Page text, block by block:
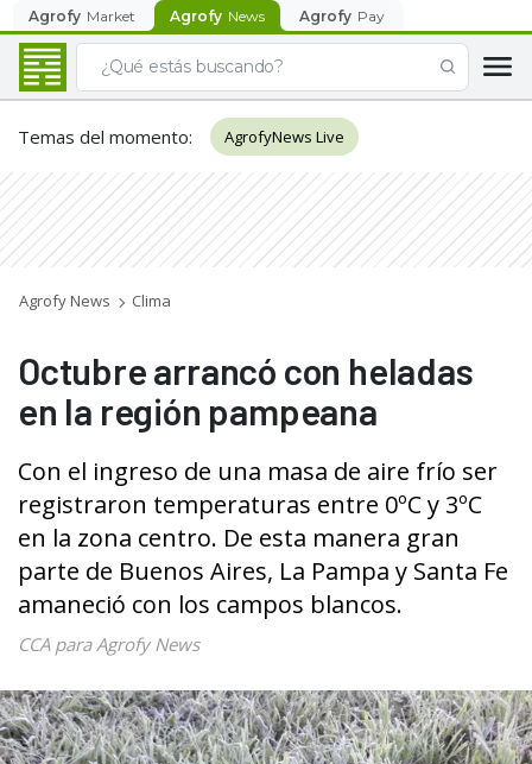
Agrofy Market Agrofy News Agrofy Pay
Temas del momento: AgrofyNews Live
Agrofy News Clima
Octubre arrancó con heladas
en la región pampeana
Con el ingreso de una masa de aire frío ser
registraron temperaturas entre 0ºC y 3ºC
en la zona centro. De esta manera gran
parte de Buenos Aires, La Pampa y Santa Fe
amaneció con los campos blancos.
CCA para Agrofy News